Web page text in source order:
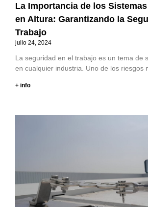
La Importancia de los
en Altura: Garantizando la
Trabajo
julio 24, 2024
La seguridad en el trabajo es un tema de
en cualquier industria. Uno de los riesgos
+ info